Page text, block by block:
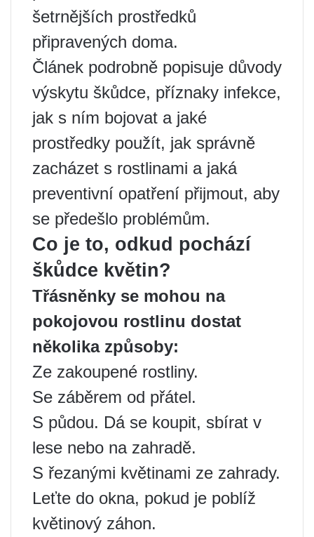
šetrnějších prostředků
připravených doma.
Článek podrobně popisuje důvody
výskytu škůdce, příznaky infekce,
jak s ním bojovat a jaké
prostředky použít, jak správně
zacházet s rostlinami a jaká
preventivní opatření přijmout, aby
se předešlo problémům.
Co je to, odkud pochází
škůdce květin?
Třásněnky se mohou na
pokojovou rostlinu dostat
několika způsoby:
Ze zakoupené rostliny.
Se záběrem od přátel.
S půdou. Dá se koupit, sbírat v
lese nebo na zahradě.
S řezanými květinami ze zahrady.
Leťte do okna, pokud je poblíž
květinový záhon.